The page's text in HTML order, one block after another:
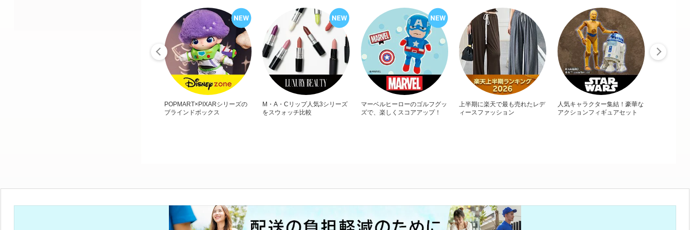
POPMART×PIXARシリーズの
ブラインドボックス
M・A・Cリップ人気3シリーズ
をスウォッチ比較
マーベルヒーローのゴルフグッ
ズで、楽しくスコアアップ！
上半期に楽天で最も売れたレデ
ィースファッション
人気キャラクター集結！豪華な
アクションフィギュアセット